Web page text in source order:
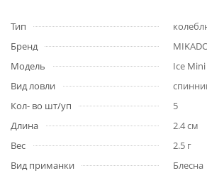
Тип
Бренд
Модель
Ice Mini
Вид ловли
Кол- во шт/уп
5
Длина
2.4 см
Вес
2.5 г
Вид приманки
Блесна